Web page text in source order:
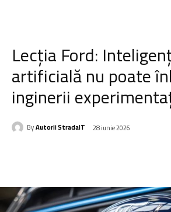
Lecția Ford:
artificială nu poate
inginerii
ByAutorii StradaIT 28 iunie 2026